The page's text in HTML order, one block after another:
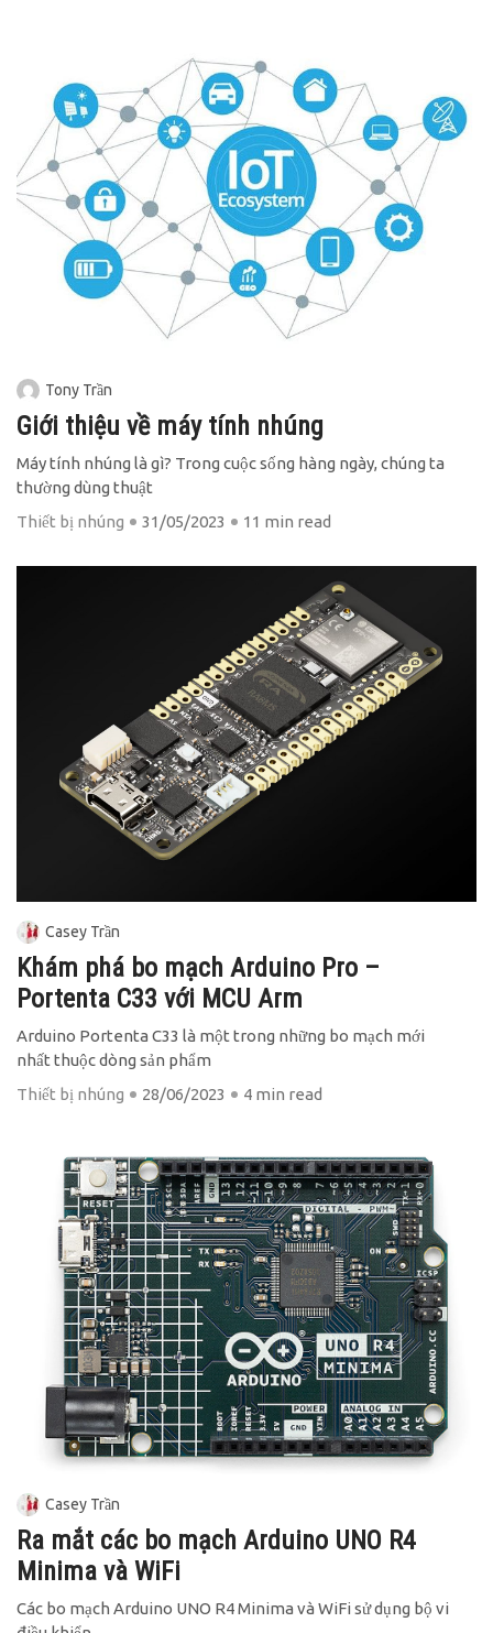
Tony Trần
Giới thiệu về máy tính nhúng
Máy tính nhúng là gì? Trong cuộc sống hàng ngày, chúng ta
thường dùng thuật
Thiết bị nhúng
31/05/2023 11 min read
Casey Trần
Khám phá bo mạch Arduino Pro –
Portenta C33 với MCU Arm
Arduino Portenta C33 là một trong những bo mạch mới
nhất thuộc dòng sản phẩm
Thiết bị nhúng
28/06/2023 4 min read
Casey Trần
Ra mắt các bo mạch Arduino UNO R4
Minima và WiFi
Các bo mạch Arduino UNO R4 Minima và WiFi sử dụng bộ vi